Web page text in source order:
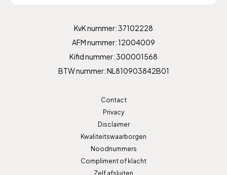
KvK nummer: 37102228
AFM nummer: 12004009
Kifid nummer: 300001568
BTW nummer: NL810903842B01
Contact
Privacy
Disclaimer
Kwaliteitswaarborgen
Noodnummers
Compliment of klacht
Zelf afsluiten